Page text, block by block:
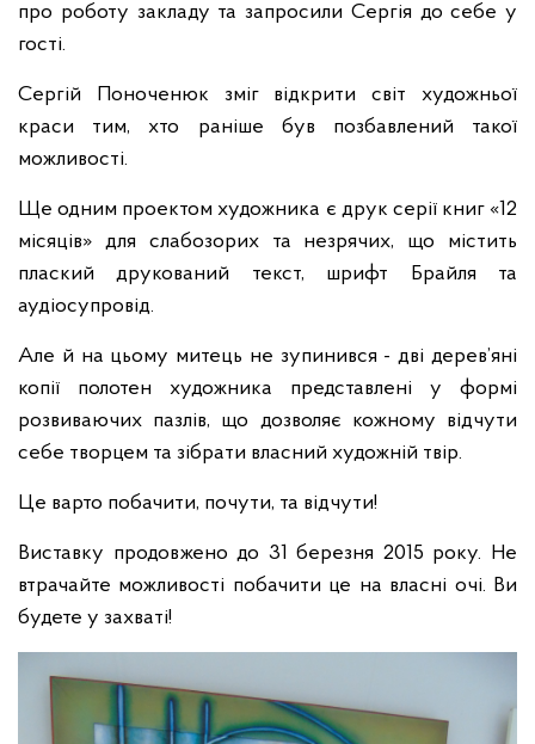
про роботу закладу та запросили Сергія до себе у
гості.
Сергій Поноченюк зміг відкрити світ художньої
краси тим, хто раніше був позбавлений такої
можливості.
Ще одним проектом художника є друк серії книг «12
місяців» для слабозорих та незрячих, що містить
плаский друкований текст, шрифт Брайля та
аудіосупровід.
Але й на цьому митець не зупинився - дві дерев’яні
копії полотен художника представлені у формі
розвиваючих пазлів, що дозволяє кожному відчути
себе творцем та зібрати власний художній твір.
Це варто побачити, почути, та відчути!
Виставку продовжено до 31 березня 2015 року. Не
втрачайте можливості побачити це на власні очі. Ви
будете у захваті!